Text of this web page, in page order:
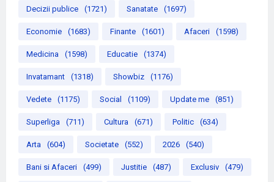
Decizii publice (1721) Sanatate (1697)
Economie (1683) Finante (1601) Afaceri (1598)
Medicina (1598) Educatie (1374)
Invatamant (1318) Showbiz (1176)
Vedete (1175) Social (1109) Update me (851)
Superliga (711) Cultura (671) Politic (634)
Arta (604) Societate (552) 2026 (540)
Bani si Afaceri (499) Justitie (487) Exclusiv (479)